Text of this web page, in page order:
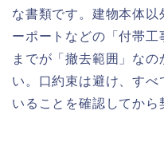
な書類です。建物本体以
ーポートなどの「付帯工
までが「撤去範囲」な
い。口約束は避け、すべ
いることを確認してから